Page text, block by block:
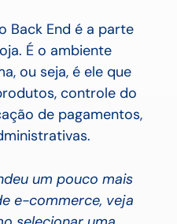
Back End é a parte
É o ambiente
ou seja, é ele que
controle do
de pagamentos,
um pouco mais
e-commerce, veja